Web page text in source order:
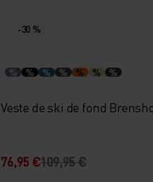
-30 %
% % % % % % %
Veste de ski de fond
76,95 €109,95 €